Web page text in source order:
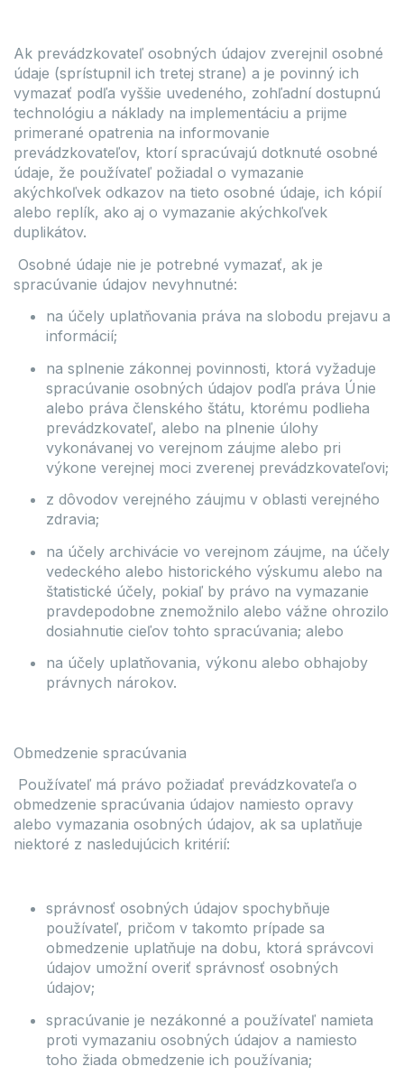
Ak prevádzkovateľ osobných údajov zverejnil osobné
údaje (sprístupnil ich tretej strane) a je povinný ich
vymazať podľa vyššie uvedeného, zohľadní dostupnú
technológiu a náklady na implementáciu a prijme
primerané opatrenia na informovanie
prevádzkovateľov, ktorí spracúvajú dotknuté osobné
údaje, že používateľ požiadal o vymazanie
akýchkoľvek odkazov na tieto osobné údaje, ich kópií
alebo replík, ako aj o vymazanie akýchkoľvek
duplikátov.
Osobné údaje nie je potrebné vymazať, ak je
spracúvanie údajov nevyhnutné:
na účely uplatňovania práva na slobodu prejavu a
informácií;
na splnenie zákonnej povinnosti, ktorá vyžaduje
spracúvanie osobných údajov podľa práva Únie
alebo práva členského štátu, ktorému podlieha
prevádzkovateľ, alebo na plnenie úlohy
vykonávanej vo verejnom záujme alebo pri
výkone verejnej moci zverenej prevádzkovateľovi;
z dôvodov verejného záujmu v oblasti verejného
zdravia;
na účely archivácie vo verejnom záujme, na účely
vedeckého alebo historického výskumu alebo na
štatistické účely, pokiaľ by právo na vymazanie
pravdepodobne znemožnilo alebo vážne ohrozilo
dosiahnutie cieľov tohto spracúvania; alebo
na účely uplatňovania, výkonu alebo obhajoby
právnych nárokov.
Obmedzenie spracúvania
Používateľ má právo požiadať prevádzkovateľa o
obmedzenie spracúvania údajov namiesto opravy
alebo vymazania osobných údajov, ak sa uplatňuje
niektoré z nasledujúcich kritérií:
správnosť osobných údajov spochybňuje
používateľ, pričom v takomto prípade sa
obmedzenie uplatňuje na dobu, ktorá správcovi
údajov umožní overiť správnosť osobných
údajov;
spracúvanie je nezákonné a používateľ namieta
proti vymazaniu osobných údajov a namiesto
toho žiada obmedzenie ich používania;